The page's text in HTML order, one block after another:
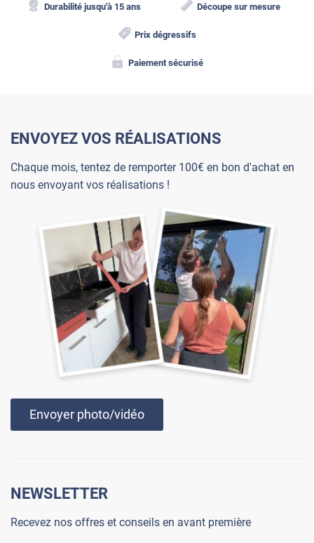
Durabilité jusqu'à 15 ans Découpe sur mesure
Prix dégressifs
Paiement sécurisé
ENVOYEZ VOS RÉALISATIONS
Chaque mois, tentez de remporter 100€ en bon d'achat en
nous envoyant vos réalisations !
Envoyer photo/vidéo
NEWSLETTER
Recevez nos offres et conseils en avant première